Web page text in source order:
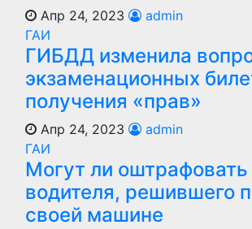
Апр 24, 2023
admin
ГАИ
ГИБДД изменила
экзаменационных
получения «прав»
Апр 24, 2023
admin
ГАИ
Могут ли оштрафовать
водителя, решившего
своей машине